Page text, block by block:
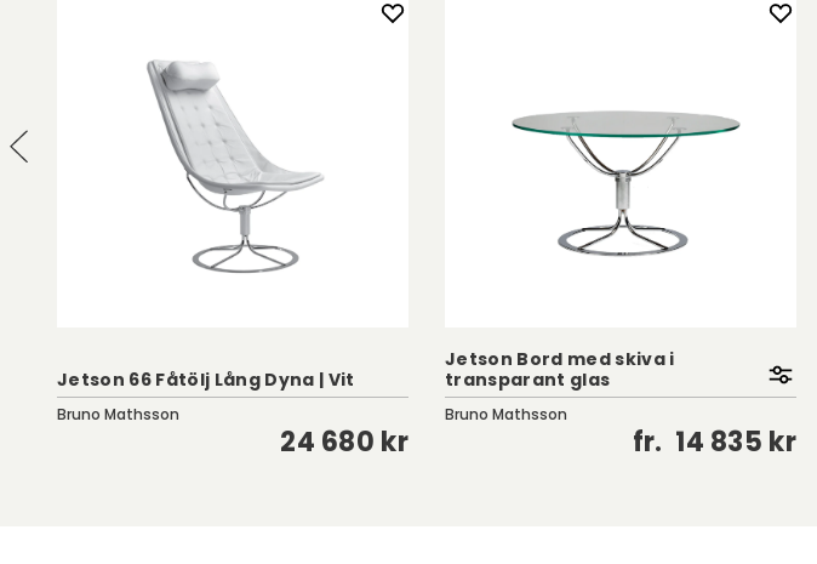
Jetson 66 Fåtölj Lång Dyna | Vit
Bruno Mathsson
24 680 kr
Jetson Bord med skiva i
transparant glas
Bruno Mathsson
fr. 14 835 kr